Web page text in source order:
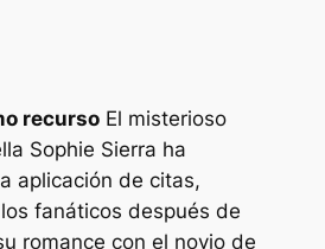
recursoEl misterioso
Sophie Sierra ha
aplicación de citas,
fanáticos después de
romance con el novio de